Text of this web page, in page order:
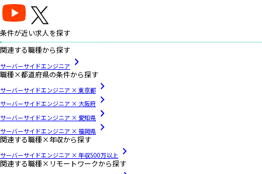
条件が近い求人を探す
関連する職種から探す
サーバーサイドエンジニア
職種×都道府県の条件から探す
サーバーサイドエンジニア × 東京都
サーバーサイドエンジニア × 大阪府
サーバーサイドエンジニア × 愛知県
サーバーサイドエンジニア × 福岡県
関連する職種×年収から探す
サーバーサイドエンジニア × 年収500万以上
関連する職種×リモートワークから探す